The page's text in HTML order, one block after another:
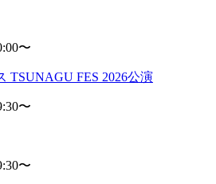
〜
TSUNAGU FES 2026公演
〜
〜